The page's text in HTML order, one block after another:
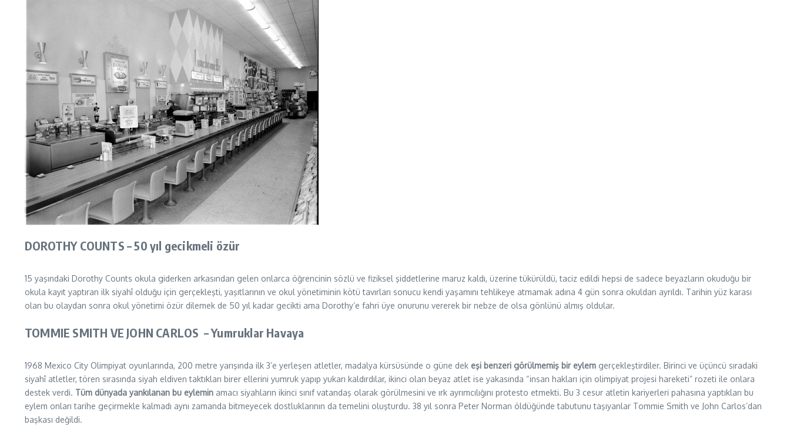
DOROTHY COUNTS – 50 yıl gecikmeli özür
15 yaşındaki Dorothy Counts okula giderken arkasından gelen onlarca öğrencinin sözlü ve fiziksel şiddetlerine maruz kaldı, üzerine tükürüldü, taciz edildi hepsi de sadece beyazların okuduğu bir
okula kayıt yaptıran ilk siyahî olduğu için gerçekleşti, yaşıtlarının ve okul yönetiminin kötü tavırları sonucu kendi yaşamını tehlikeye atmamak adına 4 gün sonra okuldan ayrıldı. Tarihin yüz karası
olan bu olaydan sonra okul yönetimi özür dilemek de 50 yıl kadar gecikti ama Dorothy’e fahri üye onurunu vererek bir nebze de olsa gönlünü almış oldular.
TOMMIE SMITH VE JOHN CARLOS – Yumruklar Havaya
1968 Mexico City Olimpiyat oyunlarında, 200 metre yarışında ilk 3’e yerleşen atletler, madalya kürsüsünde o güne dek eşi benzeri görülmemiş bir eylem gerçekleştirdiler. Birinci ve üçüncü sıradaki
siyahî atletler, tören sırasında siyah eldiven taktıkları birer ellerini yumruk yapıp yukarı kaldırdılar, ikinci olan beyaz atlet ise yakasında “insan hakları için olimpiyat projesi hareketi” rozeti ile onlara
destek verdi. Tüm dünyada yankılanan bu eylemin amacı siyahların ikinci sınıf vatandaş olarak görülmesini ve ırk ayrımcılığını protesto etmekti. Bu 3 cesur atletin kariyerleri pahasına yaptıkları bu
eylem onları tarihe geçirmekle kalmadı aynı zamanda bitmeyecek dostluklarının da temelini oluşturdu. 38 yıl sonra Peter Norman öldüğünde tabutunu taşıyanlar Tommie Smith ve John Carlos’dan
başkası değildi.